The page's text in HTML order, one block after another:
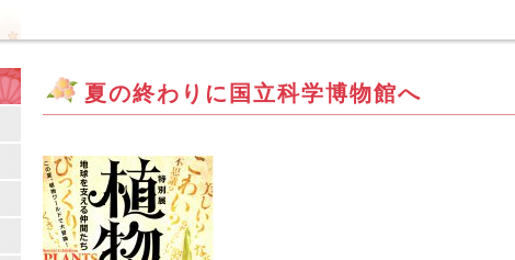
夏の終わりに国立科学博物館へ